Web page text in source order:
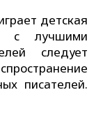
детская
с лучшими
следует
писателей.